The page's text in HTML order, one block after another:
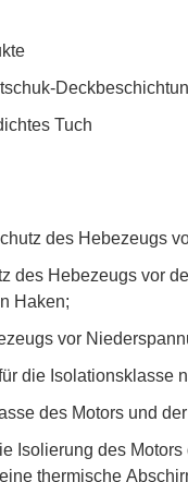
Tuch
des Hebezeugs
des Hebezeugs vor
Haken;
vor
die Isolationsklasse
des Motors und
Isolierung des
thermische